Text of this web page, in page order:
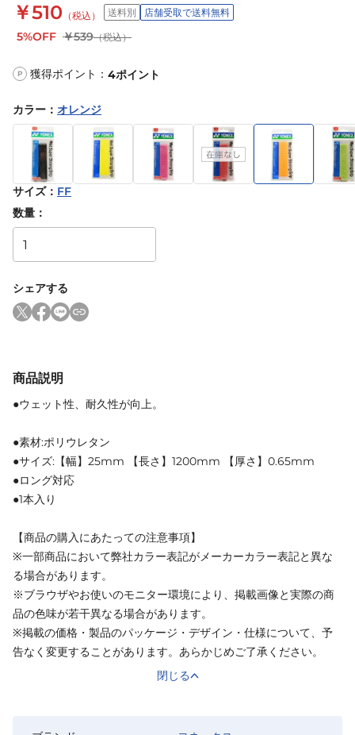
￥510 （税込） 送料別 店舗受取で送料無料
5%OFF ￥539（税込）
P 獲得ポイント： 4ポイント
カラー ： オレンジ
サイズ： FF
数量：
シェアする
商品説明
●ウェット性、耐久性が向上。
●素材:ポリウレタン
●サイズ:【幅】25mm 【長さ】1200mm 【厚さ】0.65mm
●ロング対応
●1本入り
【商品の購入にあたっての注意事項】
※一部商品において弊社カラー表記がメーカーカラー表記と異な
る場合があります。
※ブラウザやお使いのモニター環境により、掲載画像と実際の商
品の色味が若干異なる場合があります。
※掲載の価格・製品のパッケージ・デザイン・仕様について、予
告なく変更することがあります。あらかじめご了承ください。
閉じる